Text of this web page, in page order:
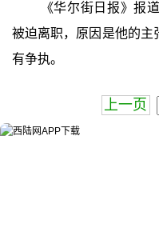
《华尔街日报》报
被迫离职，原因是他的主
有争执。
上一页